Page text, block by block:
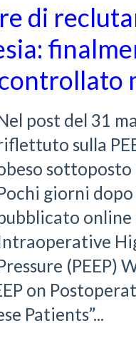
di
post del 31
sulla
sottoposto
giorni
online
(PEEP)
on
Patients”...